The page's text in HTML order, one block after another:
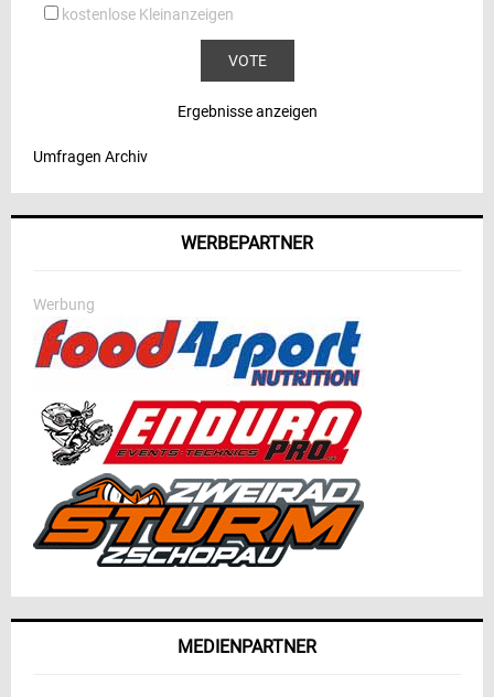
kostenlose Kleinanzeigen
Ergebnisse anzeigen
Umfragen Archiv
WERBEPARTNER
Werbung
MEDIENPARTNER